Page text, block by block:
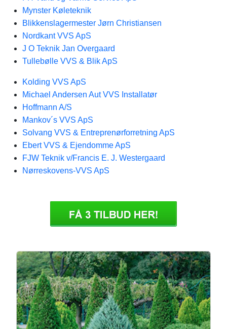
Mynster Køleteknik
Blikkenslagermester Jørn Christiansen
Nordkant VVS ApS
J O Teknik Jan Overgaard
Tullebølle VVS & Blik ApS
Kolding VVS ApS
Michael Andersen Aut VVS Installatør
Hoffmann A/S
Mankov´s VVS ApS
Solvang VVS & Entreprenørforretning ApS
Ebert VVS & Ejendomme ApS
FJW Teknik v/Francis E. J. Westergaard
Nørreskovens-VVS ApS